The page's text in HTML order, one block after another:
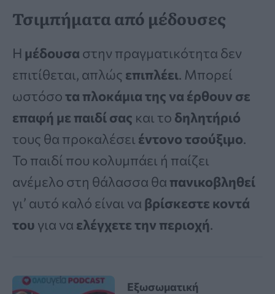
Τσιμπήματα από μέδουσες
Η μέδουσα στην πραγματικότητα δεν
επιτίθεται, απλώς επιπλέει. Μπορεί
ωστόσοτα πλοκάμια της να έρθουν σε
επαφή με παιδί σας και το δηλητήριό
τους θα προκαλέσει έντονο τσούξιμο.
Το παιδί που κολυμπάει ή παίζει
ανέμελο στη θάλασσα θα πανικοβληθεί
γι’ αυτό καλό είναι να βρίσκεστε κοντά
του για να ελέγχετε την περιοχή.
Εξωσωματική